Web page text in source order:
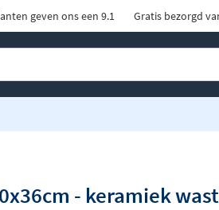
geven ons een 9.1 Gratis bezorgd
- keramiek